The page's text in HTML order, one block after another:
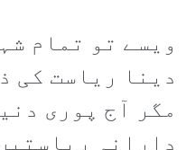
ویسے تو تمام
دینا ریاست کی
مگر آج پوری